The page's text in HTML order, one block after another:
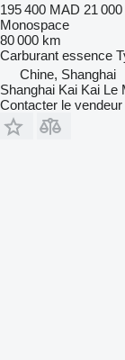
195 400 MAD 21
Monospace
80 000 km
Carburant essence
Chine, Shanghai
Shanghai Kai Kai Le
Contacter le vendeur